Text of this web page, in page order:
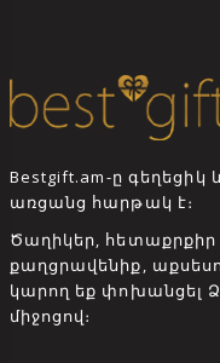
Bestgift.am-ը
առցանց հարթակ է։
Ծաղիկեր, հետաքրքիր
քաղցրավենիք,
կարող եք փոխանցել
միջոցով։